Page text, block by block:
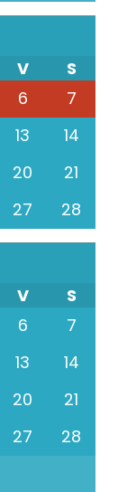
V
S
6
7
13
14
20
21
27 28
V
S
6
7
13
14
20
21
27
28